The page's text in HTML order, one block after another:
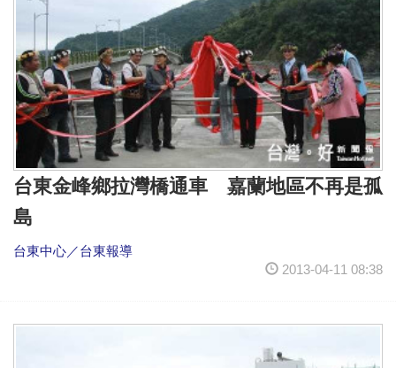
台東金峰鄉拉灣橋通車 嘉蘭地區不再是孤
島
台東中心／台東報導
2013-04-11 08:38